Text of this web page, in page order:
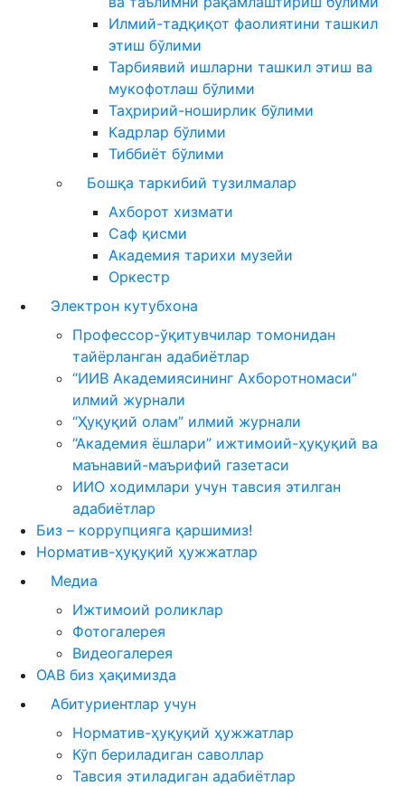
Илмий-тадқиқот фаолиятини ташкил
этиш бўлими
Тарбиявий ишларни ташкил этиш ва
мукофотлаш бўлими
Таҳририй-ноширлик бўлими
Кадрлар бўлими
Тиббиёт бўлими
Бошқа таркибий тузилмалар
Ахборот хизмати
Саф қисми
Академия тарихи музейи
Оркестр
Электрон кутубхона
Профессор-ўқитувчилар томонидан
тайёрланган адабиётлар
“ИИВ Академиясининг Ахборотномаси”
илмий журнали
“Ҳуқуқий олам” илмий журнали
“Академия ёшлари” ижтимоий-ҳуқуқий ва
маънавий-маърифий газетаси
ИИО ходимлари учун тавсия этилган
адабиётлар
Биз – коррупцияга қаршимиз!
Норматив-ҳуқуқий ҳужжатлар
Медиа
Ижтимоий роликлар
Фотогалерея
Видеогалерея
ОАВ биз ҳақимизда
Абитуриентлар учун
Норматив-ҳуқуқий ҳужжатлар
Кўп бериладиган саволлар
Тавсия этиладиган адабиётлар